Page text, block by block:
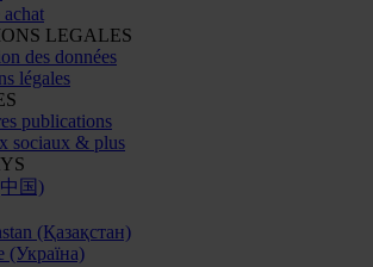
achat
LEGALES
des données
légales
publications
sociaux & plus
国)
(Қазақстан)
(Україна)